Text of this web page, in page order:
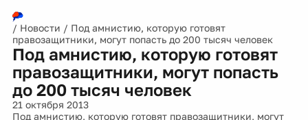
/ Новости / Под амнистию, которую готовят
правозащитники, могут попасть до 200 тысяч человек
Под амнистию, которую готовят
правозащитники, могут попасть
до 200 тысяч человек
21 октября 2013
Под амнистию, которую готовят правозащитники, могут